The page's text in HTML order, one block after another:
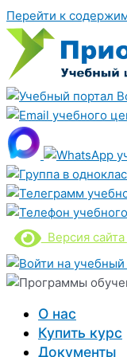
Перейти к
Версия сайта
О нас
Купить курс
Документы